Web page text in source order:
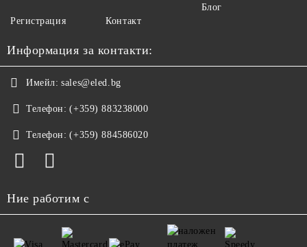
Регистрация Контакт
Блог
Информация за контакти:
Имейл: sales@eled.bg
Телефон: (+359) 883238000
Телефон: (+359) 884586020
Ние работим с